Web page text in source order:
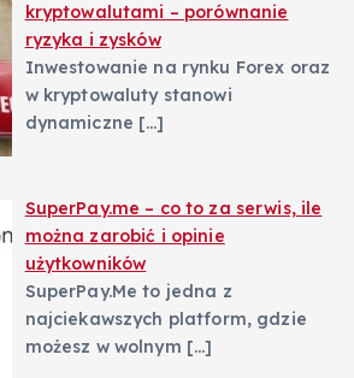
kryptowalutami – porównanie
ryzyka i zysków
Inwestowanie na rynku Forex oraz
w kryptowaluty stanowi
dynamiczne […]
SuperPay.me – co to za serwis, ile
można zarobić i opinie
użytkowników
SuperPay.Me to jedna z
najciekawszych platform, gdzie
możesz w wolnym […]